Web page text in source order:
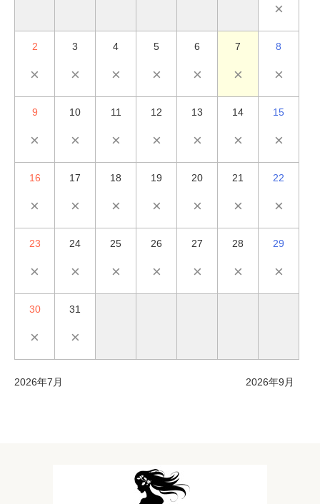
×
2
×
3
×
4
×
5
×
6
×
7
×
8
×
9
×
10
×
11
×
12
×
13
×
14
×
15
×
16
×
17
×
18
×
19
×
20
×
21
×
22
×
23
×
24
×
25
×
26
×
27
×
28
×
29
×
30
×
31
×
2026年7月 2026年9月